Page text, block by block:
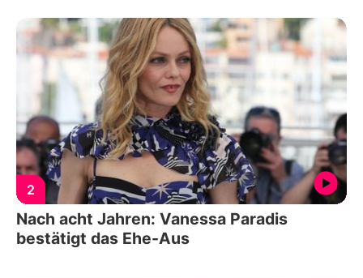
2
Nach acht Jahren: Vanessa Paradis
bestätigt das Ehe-Aus